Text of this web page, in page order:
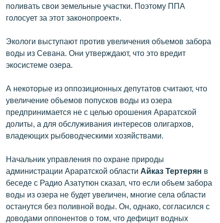
поливать свои земельные участки. Поэтому ППА
голосует за этот законопроект».
Экологи выступают против увеличения объемов забора
воды из Севана. Они утверждают, что это вредит
экосистеме озера.
А некоторые из оппозиционных депутатов считают, что
увеличение объемов попусков воды из озера
предпринимается не с целью орошения Араратской
долиты, а для обслуживания интересов олигархов,
владеющих рыбоводческими хозяйствами.
Начальник управления по охране природы
администрации Араратской области Айказ Тертерян в
беседе с Радио Азатутюн сказал, что если объем забора
воды из озера не будет увеличен, многие села области
останутся без поливной воды. Он, однако, согласился с
доводами оппонентов о том, что дефицит водных